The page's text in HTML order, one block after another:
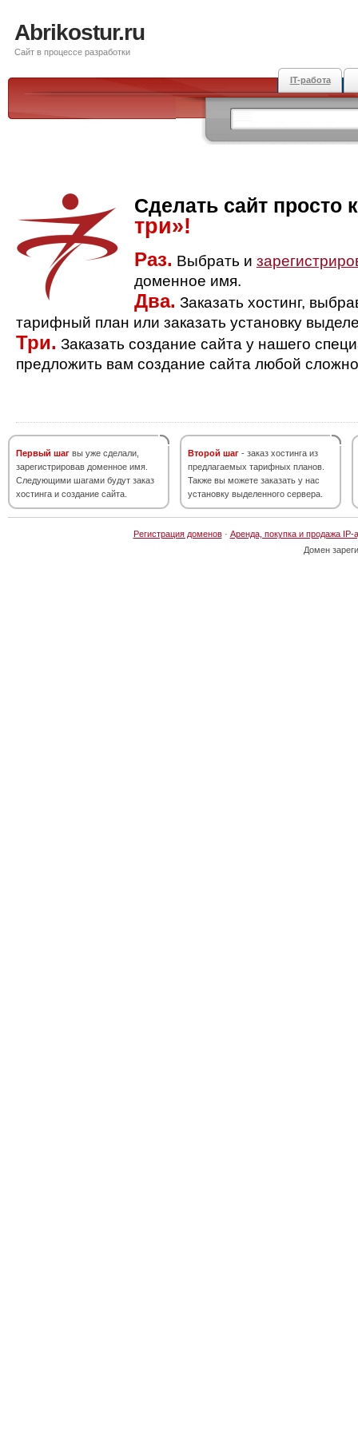
Abrikostur.ru
Сайт в процессе разработки
IT-работа
Сделать сайт просто
три»!
Раз. Выбрать и
доменное имя.
Два. Заказать хостинг,
тарифный план или заказать установку
Три. Заказать создание сайта у нашего
предложить вам создание сайта любой
Первый шаг вы уже сделали,
зарегистрировав доменное имя.
Следующими шагами будут заказ
хостинга и создание сайта.
Второй шаг - заказ хостинга из
предлагаемых тарифных планов.
Также вы можете заказать у нас
установку выделенного сервера.
Регистрация доменов· Аренда, покупка и продажа IP-
Домен